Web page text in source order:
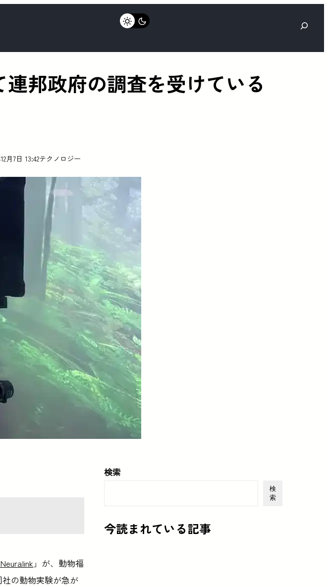
検
邦政府の調査を受けている
月7日 13:42テクノロジー
Neuralink 」が、動物福
の動物実験が急が
検索
検
索
今読まれている記事